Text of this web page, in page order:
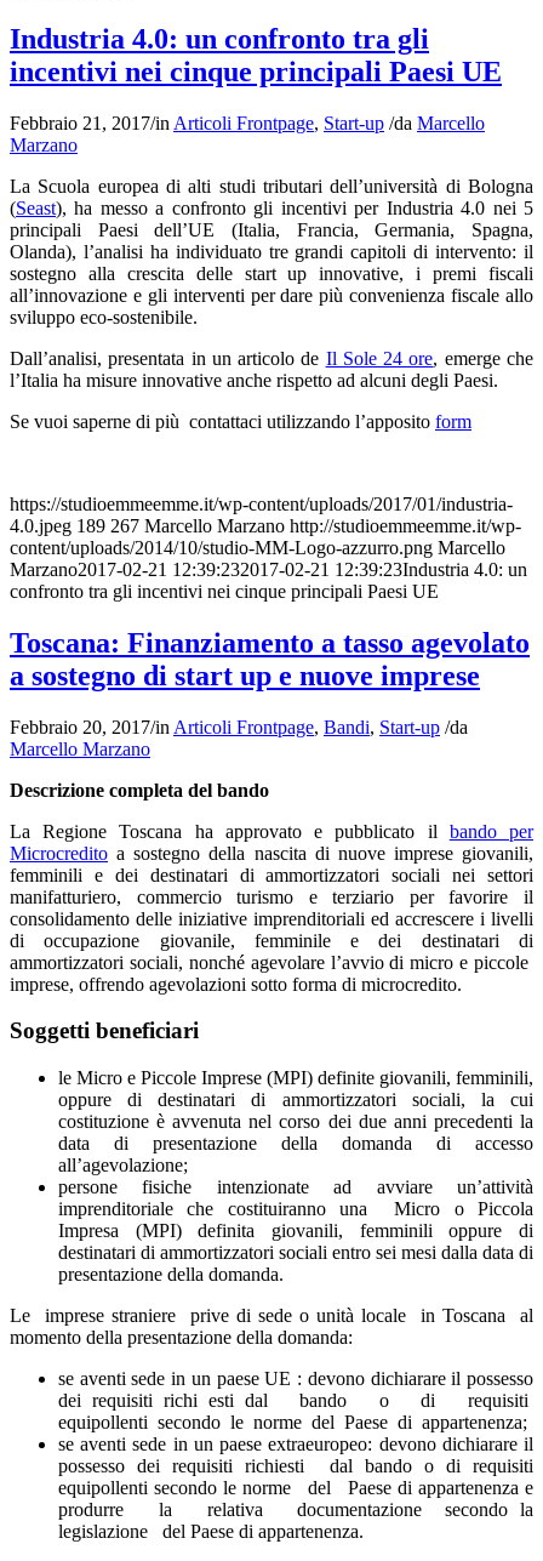
Industria 4.0: un confronto tra gli
incentivi nei cinque principali Paesi UE
Febbraio 21, 2017/in Articoli Frontpage, Start-up /da Marcello
Marzano
La Scuola europea di alti studi tributari dell’università di Bologna
(Seast), ha messo a confronto gli incentivi per Industria 4.0 nei 5
principali Paesi dell’UE (Italia, Francia, Germania, Spagna,
Olanda), l’analisi ha individuato tre grandi capitoli di intervento: il
sostegno alla crescita delle start up innovative, i premi fiscali
all’innovazione e gli interventi per dare più convenienza fiscale allo
sviluppo eco-sostenibile.
Dall’analisi, presentata in un articolo de Il Sole 24 ore, emerge che
l’Italia ha misure innovative anche rispetto ad alcuni degli Paesi.
Se vuoi saperne di più contattaci utilizzando l’apposito form
https://studioemmeemme.it/wp-content/uploads/2017/01/industria-
4.0.jpeg 189 267 Marcello Marzano http://studioemmeemme.it/wp-
content/uploads/2014/10/studio-MM-Logo-azzurro.png Marcello
Marzano2017-02-21 12:39:232017-02-21 12:39:23Industria 4.0: un
confronto tra gli incentivi nei cinque principali Paesi UE
Toscana: Finanziamento a tasso agevolato
a sostegno di start up e nuove imprese
Febbraio 20, 2017/in Articoli Frontpage, Bandi, Start-up /da
Marcello Marzano
Descrizione completa del bando
La Regione Toscana ha approvato e pubblicato il bando per
Microcredito a sostegno della nascita di nuove imprese giovanili,
femminili e dei destinatari di ammortizzatori sociali nei settori
manifatturiero, commercio turismo e terziario per favorire il
consolidamento delle iniziative imprenditoriali ed accrescere i livelli
di occupazione giovanile, femminile e dei destinatari di
ammortizzatori sociali, nonché agevolare l’avvio di micro e piccole
imprese, offrendo agevolazioni sotto forma di microcredito.
Soggetti beneficiari
le Micro e Piccole Imprese (MPI) definite giovanili, femminili,
oppure di destinatari di ammortizzatori sociali, la cui
costituzione è avvenuta nel corso dei due anni precedenti la
data di presentazione della domanda di accesso
all’agevolazione;
persone fisiche intenzionate ad avviare un’attività
imprenditoriale che costituiranno una Micro o Piccola
Impresa (MPI) definita giovanili, femminili oppure di
destinatari di ammortizzatori sociali entro sei mesi dalla data di
presentazione della domanda.
Le imprese straniere prive di sede o unità locale in Toscana al
momento della presentazione della domanda:
se aventi sede in un paese UE : devono dichiarare il possesso
dei requisiti richi esti dal bando o di requisiti
equipollenti secondo le norme del Paese di appartenenza;
se aventi sede in un paese extraeuropeo: devono dichiarare il
possesso dei requisiti richiesti dal bando o di requisiti
equipollenti secondo le norme del Paese di appartenenza e
produrre la relativa documentazione secondo la
legislazione del Paese di appartenenza.